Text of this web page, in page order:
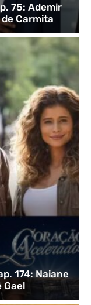
75: Ademir
Carmita
174: Naiane
Gael